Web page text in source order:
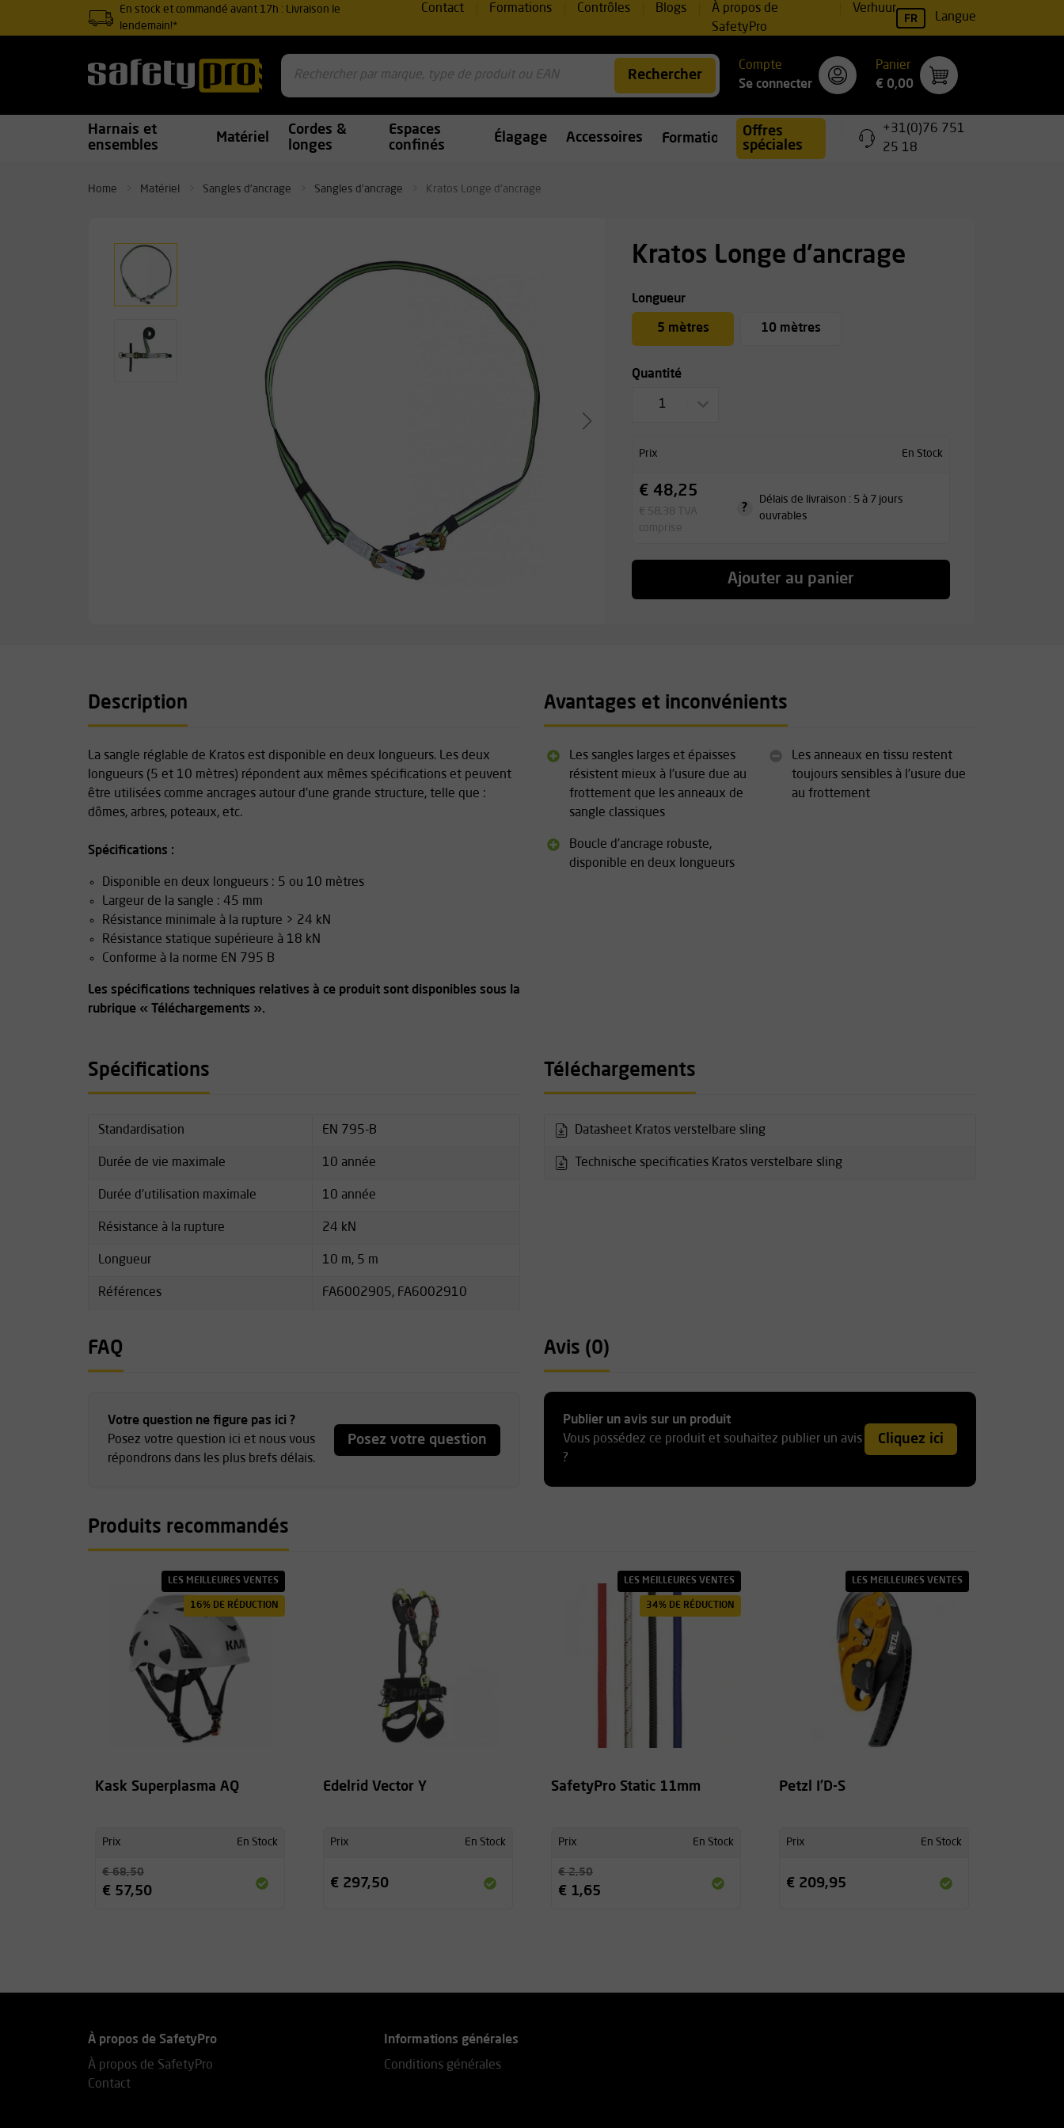
En stock et commandé avant 17h : Livraison le
lendemain!*
Contact Formations Contrôles Blogs
À propos de
SafetyPro
Verhuur
FR Langue
Rechercher
Compte
Se connecter
Panier
€ 0,00
Harnais et
ensembles
Matériel
Cordes &
longes
Espaces
confinés
Élagage Accessoires Formations
Offres
spéciales
+31(0)76 751
25 18
Home Matériel Sangles d’ancrage Sangles d’ancrage Kratos Longe d'ancrage
Kratos Longe d'ancrage
Longueur
5 mètres 10 mètres
Quantité
1
Prix En Stock
€ 48,25
€ 58,38 TVA
comprise
?
Délais de livraison : 5 à 7 jours
ouvrables
Ajouter au panier
Description
La sangle réglable de Kratos est disponible en deux longueurs. Les deux
longueurs (5 et 10 mètres) répondent aux mêmes spécifications et peuvent
être utilisées comme ancrages autour d'une grande structure, telle que :
dômes, arbres, poteaux, etc.
Spécifications :
Disponible en deux longueurs : 5 ou 10 mètres
Largeur de la sangle : 45 mm
Résistance minimale à la rupture > 24 kN
Résistance statique supérieure à 18 kN
Conforme à la norme EN 795 B
Les spécifications techniques relatives à ce produit sont disponibles sous la
rubrique « Téléchargements ».
Avantages et inconvénients
Les sangles larges et épaisses
résistent mieux à l'usure due au
frottement que les anneaux de
sangle classiques
Boucle d'ancrage robuste,
disponible en deux longueurs
Les anneaux en tissu restent
toujours sensibles à l'usure due
au frottement
Spécifications
Standardisation EN 795-B
Durée de vie maximale 10 année
Durée d'utilisation maximale 10 année
Résistance à la rupture 24 kN
Longueur 10 m, 5 m
Références FA6002905, FA6002910
Téléchargements
Datasheet Kratos verstelbare sling
Technische specificaties Kratos verstelbare sling
FAQ
Votre question ne figure pas ici ?
Posez votre question ici et nous vous
répondrons dans les plus brefs délais.
Posez votre question
Avis (0)
Publier un avis sur un produit
Vous possédez ce produit et souhaitez publier un avis
?
Cliquez ici
Produits recommandés
LES MEILLEURES VENTES
16% DE RÉDUCTION
Kask Superplasma AQ
Prix En Stock
€ 68,50
€ 57,50
Edelrid Vector Y
Prix En Stock
€ 297,50
LES MEILLEURES VENTES
34% DE RÉDUCTION
SafetyPro Static 11mm
Prix En Stock
€ 2,50
€ 1,65
LES MEILLEURES VENTES
Petzl I'D-S
Prix En Stock
€ 209,95
À propos de SafetyPro
À propos de SafetyPro
Contact
Informations générales
Conditions générales